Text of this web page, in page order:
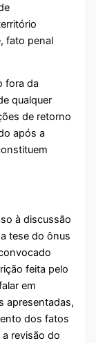
fato penal
fora da
qualquer
de retorno
após a
à discussão
tese do ônus
feita pelo
em
apresentadas,
dos fatos
revisão do